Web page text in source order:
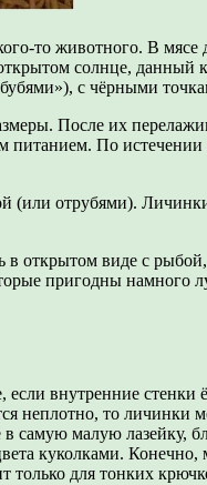
то животного. В мясе
солнце, данный
с чёрными
После их
По истечении
(или отрубями).
открытом виде с рыбой,
пригодны намного
если внутренние стенки
неплотно, то личинки
самую малую лазейку,
куколками.
для тонких